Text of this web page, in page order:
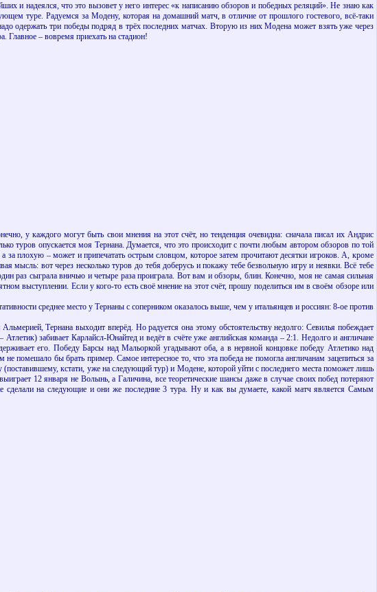
и надеялся, что это вызовет у него интерес «к написанию обзоров и победных реляций». Не знаю как
туре. Радуемся за Модену, которая на домашний матч, в отличие от прошлого гостевого, всё-таки
одержать три победы подряд в трёх последних матчах. Вторую из них Модена может взять уже через
Главное – вовремя приехать на стадион!
у каждого могут быть свои мнения на этот счёт, но тенденция очевидна: сначала писал их Андрис
туров опускается моя Тернана. Думается, что это происходит с почти любым автором обзоров по той
плохую – может и припечатать острым словцом, которое затем прочитают десятки игроков. А, кроме
мысль: вот через несколько туров до тебя доберусь и покажу тебе безвольную игру и неявки. Всё тебе
раз сыграла вничью и четыре раза проиграла. Вот вам и обзоры, блин. Конечно, моя не самая сильная
выступлении. Если у кого-то есть своё мнение на этот счёт, прошу поделиться им в своём обзоре или
среднее место у Тернаны с соперником оказалось выше, чем у итальянцев и россиян: 8-ое против
Тернана выходит вперёд. Но радуется она этому обстоятельству недолго: Севилья побеждает
забивает Карлайсл-Юнайтед и ведёт в счёте уже английская команда – 2:1. Недолго и англичане
его. Победу Барсы над Мальоркой угадывают оба, а в нервной концовке победу Атлетико над
помешало бы брать пример. Самое интересное то, что эта победа не помогла англичанам зацепиться за
кстати, уже на следующий тур) и Модене, которой уйти с последнего места поможет лишь
12 января не Волынь, а Галичина, все теоретические шансы даже в случае своих побед потеряют
на следующие и они же последние 3 тура. Ну и как вы думаете, какой матч является Самым